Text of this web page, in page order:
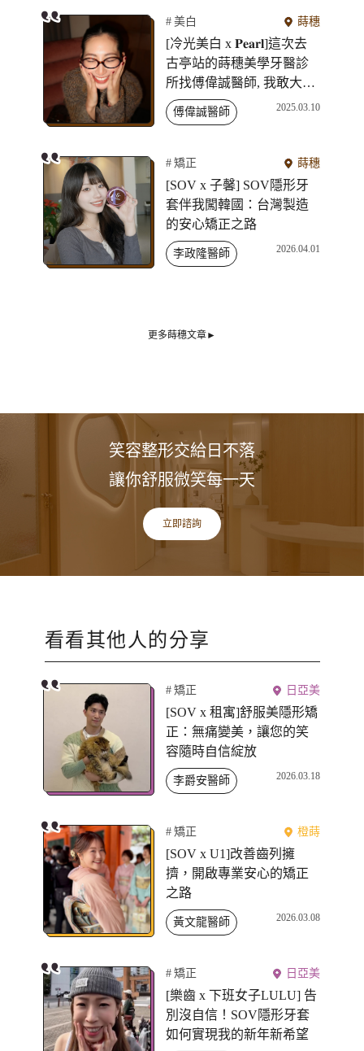
美白 蒔穗
[冷光美白 x 𝐏𝐞𝐚𝐫𝐥]這次去
古亭站的蒔穗美學牙醫診
所找傅偉誠醫師, 我敢大聲
的說是我牙齒美白過最好
的一次經驗！
傅偉誠醫師 2025.03.10
矯正 蒔穗
[SOV x 子馨] SOV隱形牙
套伴我闖韓國：台灣製造
的安心矯正之路
李政隆醫師 2026.04.01
更多蒔穗文章►
笑容整形交給日不落
讓你舒服微笑每一天
立即諮詢
看看其他人的分享
矯正 日亞美
[SOV x 租寓]舒服美隱形矯
正：無痛變美，讓您的笑
容隨時自信綻放
李爵安醫師 2026.03.18
矯正 橙蒔
[SOV x U1]改善齒列擁
擠，開啟專業安心的矯正
之路
黃文龍醫師 2026.03.08
矯正 日亞美
[樂齒 x 下班女子LULU] 告
別沒自信！SOV隱形牙套
如何實現我的新年新希望